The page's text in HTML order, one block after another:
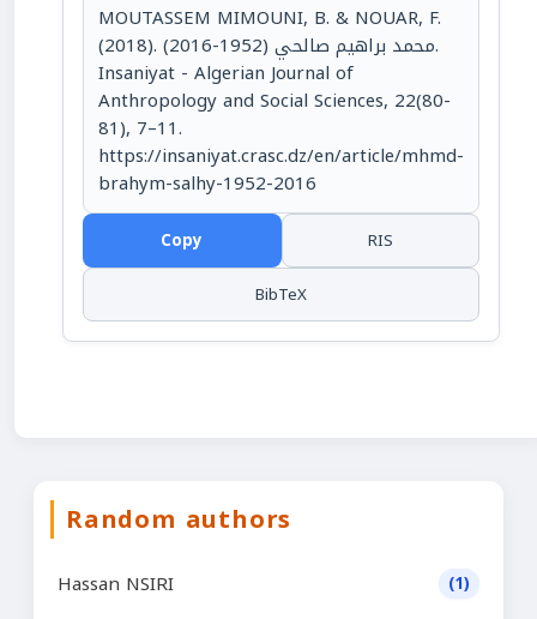
MOUTASSEM MIMOUNI, B. & NOUAR, F.
(2018). محمد براهيم صالحي (1952-2016).
Insaniyat - Algerian Journal of
Anthropology and Social Sciences, 22(80-
81), 7–11.
https://insaniyat.crasc.dz/en/article/mhmd-
brahym-salhy-1952-2016
Copy
RIS
BibTeX
Random authors
Hassan NSIRI (1)